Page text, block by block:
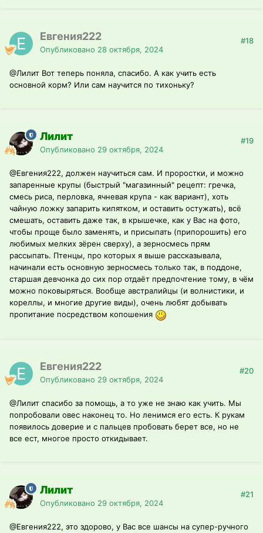
Евгения222
Опубликовано 28 октября, 2024
#18
@Лилит Вот теперь поняла, спасибо. А как учить есть
основной корм? Или сам научится по тихоньку?
Лилит
Опубликовано 29 октября, 2024
#19
@Евгения222, должен научиться сам. И проростки, и можно
запаренные крупы (быстрый "магазинный" рецепт: гречка,
смесь риса, перловка, ячневая крупа - как вариант), хоть
чайную ложку запарить кипятком, и оставить остужать), всё
смешать, оставить даже так, в крышечке, как у Вас на фото,
чтобы проще было заменять, и присыпать (припорошить) его
любимых мелких зёрен сверху), а зерносмесь прям
рассыпать. Птенцы, про которых я выше рассказывала,
начинали есть основную зерносмесь только так, в поддоне,
старшая девчонка до сих пор отдаёт предпочтение тому, в чём
можно поковыряться. Вообще австралийцы (и волнистики, и
кореллы, и многие другие виды), очень любят добывать
пропитание посредством копошения
Евгения222
Опубликовано 29 октября, 2024
#20
@Лилит спасибо за помощь, а то уже не знаю как учить. Мы
попробовали овес наконец то. Но ленимся его есть. К рукам
появилось доверие и с пальцев пробовать берет все, но не
все ест, многое просто откидывает.
Лилит
Опубликовано 29 октября, 2024
#21
@Евгения222, это здорово, у Вас все шансы на супер-ручного